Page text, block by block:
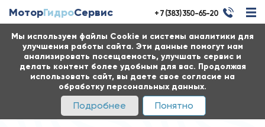
Мы используем файлы Cookie и системы аналитики для
улучшения работы сайта. Эти данные помогут нам
анализировать посещаемость, улучшать сервис и
делать контент более удобным для вас. Продолжая
использовать сайт, вы даете свое согласие на
обработку персональных данных.
Подробнее Понятно
МоторГидроСервис + 7 (383) 350-65-20